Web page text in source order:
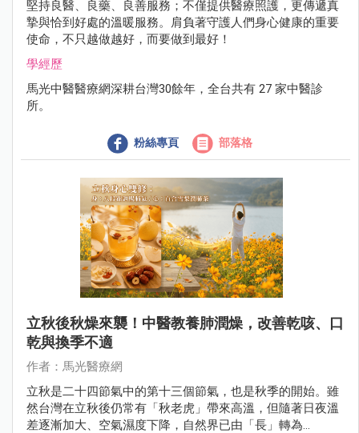
堅持良醫、良藥、良善服務；不僅提供醫療照護，更傳遞真
摯與恰到好處的溫暖服務。肩負著守護人們身心健康的重要
使命，不只越做越好，而要做到最好！
學經歷
馬光中醫醫療網深耕台灣30餘年，全台共有 27 家中醫診
所。
粉絲專頁 部落格
立秋後秋燥來襲！中醫教養肺潤燥，改善乾咳、口
乾與換季不適
作者：馬光醫療網
立秋是二十四節氣中的第十三個節氣，也是秋季的開始。雖
然台灣在立秋後仍常有「秋老虎」帶來高溫，但隨著日夜溫
差逐漸加大、空氣濕度下降，自然界已由「長」轉為